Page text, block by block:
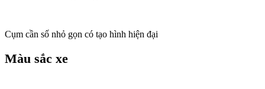
Cụm cần số nhỏ gọn có tạo hình hiện đại
Màu sắc xe